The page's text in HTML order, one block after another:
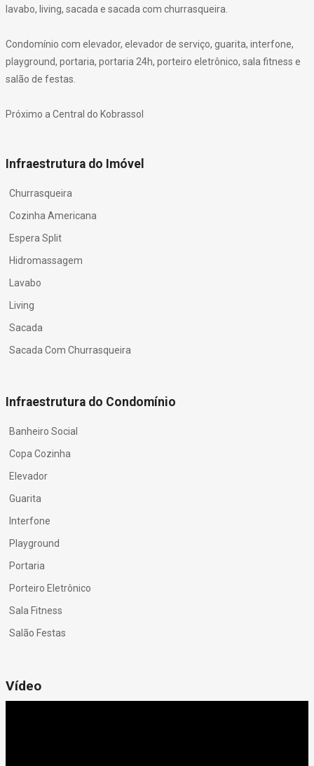
lavabo, living, sacada e sacada com churrasqueira.
Condomínio com elevador, elevador de serviço, guarita, interfone,
playground, portaria, portaria 24h, porteiro eletrônico, sala fitness e
salão de festas.
Próximo a Central do Kobrassol
Infraestrutura do Imóvel
Churrasqueira
Cozinha Americana
Espera Split
Hidromassagem
Lavabo
Living
Sacada
Sacada Com Churrasqueira
Infraestrutura do Condomínio
Banheiro Social
Copa Cozinha
Elevador
Guarita
Interfone
Playground
Portaria
Porteiro Eletrônico
Sala Fitness
Salão Festas
Vídeo